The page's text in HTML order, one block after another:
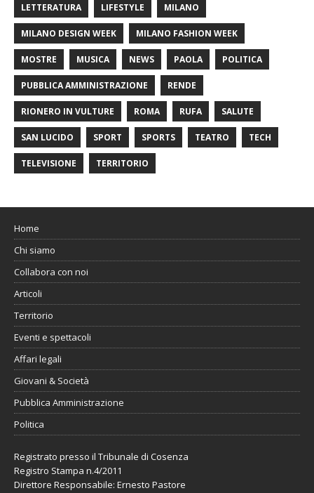
LETTERATURA LIFESTYLE MILANO
MILANO DESIGN WEEK MILANO FASHION WEEK
MOSTRE MUSICA NEWS PAOLA POLITICA
PUBBLICA AMMINISTRAZIONE RENDE
RIONERO IN VULTURE ROMA RUFA SALUTE
SAN LUCIDO SPORT SPORTS TEATRO TECH
TELEVISIONE TERRITORIO
Home
Chi siamo
Collabora con noi
Articoli
Territorio
Eventi e spettacoli
Affari legali
Giovani & Società
Pubblica Amministrazione
Politica
Registrato presso il Tribunale di Cosenza
Registro Stampa n.4/2011
Direttore Responsabile: Ernesto Pastore